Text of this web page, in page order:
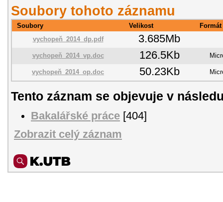
Soubory tohoto záznamu
Soubory Velikost
Formát
vychopeň_2014_dp.pdf
3.685Mb
vychopeň_2014_vp.doc 126.5Kb
vychopeň_2014_op.doc 50.23Kb
Tento záznam se objevuje v
Bakalářské práce [404]
Zobrazit celý záznam